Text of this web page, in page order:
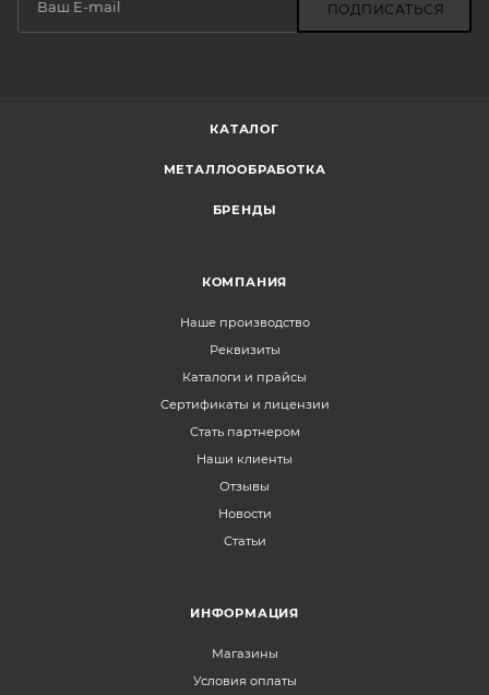
ПОДПИСАТЬСЯ
КАТАЛОГ
МЕТАЛЛООБРАБОТКА
БРЕНДЫ
КОМПАНИЯ
Наше производство
Реквизиты
Каталоги и прайсы
Сертификаты и лицензии
Стать партнером
Наши клиенты
Отзывы
Новости
Статьи
ИНФОРМАЦИЯ
Магазины
Условия оплаты